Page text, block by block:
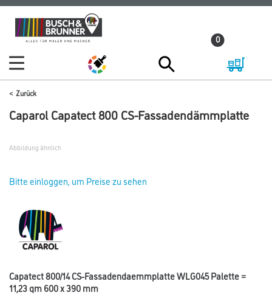
Zum
Inhalt
Zum
Navigationsmenü
0
Zurück
Caparol Capatect 800 CS-Fassadendämmplatte
Abbildung ähnlich
Bitte einloggen, um Preise zu sehen
Capatect 800/14 CS-Fassadendaemmplatte WLG045 Palette =
11,23 qm 600 x 390 mm